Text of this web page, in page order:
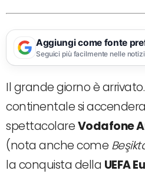
Aggiungi come fonte
Seguici più facilmente nelle
Il grande giorno è
continentale si
spettacolareVodafone
(nota anche come
la conquista della UEFA